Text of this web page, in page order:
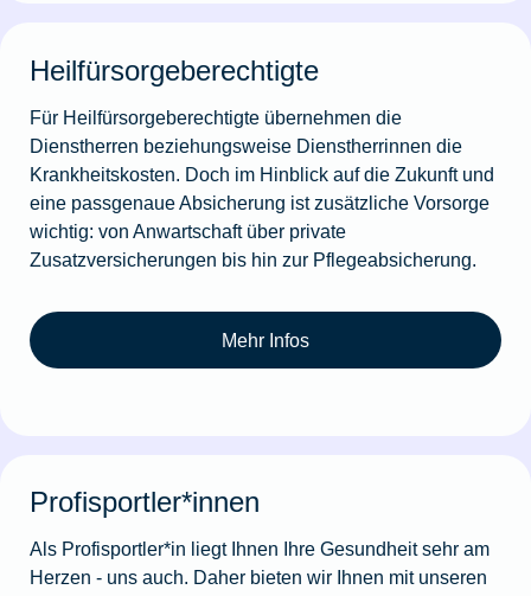
Heilfürsorgeberechtigte
Für Heilfürsorgeberechtigte übernehmen die
Dienstherren beziehungsweise Dienstherrinnen die
Krankheitskosten. Doch im Hinblick auf die Zukunft und
eine passgenaue Absicherung ist zusätzliche Vorsorge
wichtig: von Anwartschaft über private
Zusatzversicherungen bis hin zur Pflegeabsicherung.
Mehr Infos
Profisportler*innen
Als Profisportler*in liegt Ihnen Ihre Gesundheit sehr am
Herzen - uns auch. Daher bieten wir Ihnen mit unseren